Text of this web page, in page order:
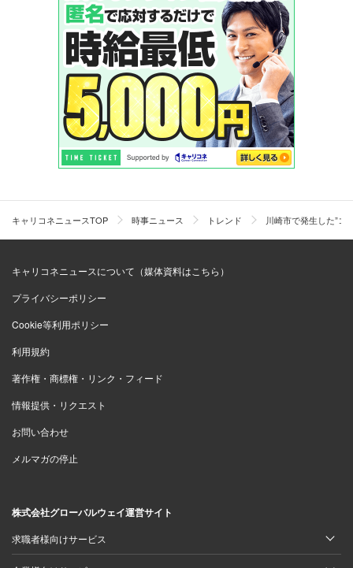
キャリコネニュースTOP 時事ニュース トレンド 川崎市で発生した”コ
キャリコネニュースについて（媒体資料はこちら）
プライバシーポリシー
Cookie等利用ポリシー
利用規約
著作権・商標権・リンク・フィード
情報提供・リクエスト
お問い合わせ
メルマガの停止
株式会社グローバルウェイ運営サイト
求職者様向けサービス